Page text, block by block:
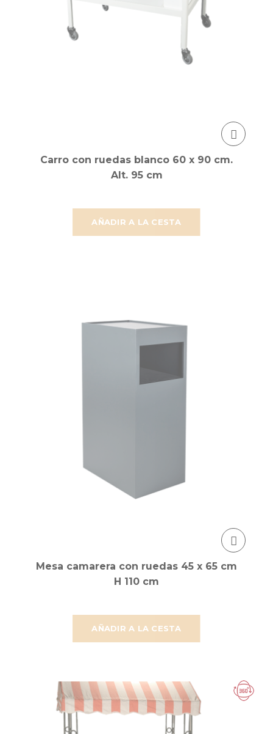
AÑADIR A LA CESTA
Carro con ruedas blanco 60 x 90 cm.
Alt. 95 cm
AÑADIR A LA CESTA
Mesa camarera con ruedas 45 x 65 cm
H 110 cm